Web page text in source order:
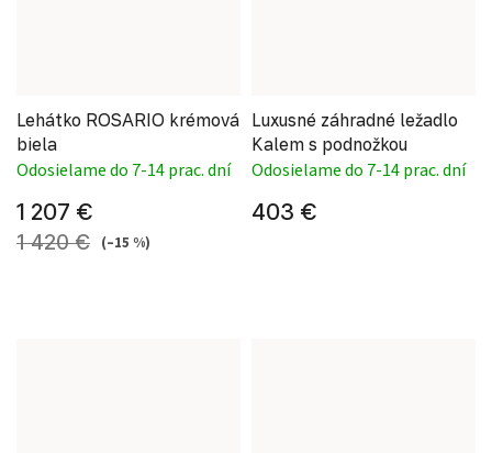
Lehátko ROSARIO krémová
biela
Odosielame do 7-14 prac. dní
1 207 €
1 420 € (–15 %)
Luxusné záhradné ležadlo
Kalem s podnožkou
Odosielame do 7-14 prac. dní
403 €